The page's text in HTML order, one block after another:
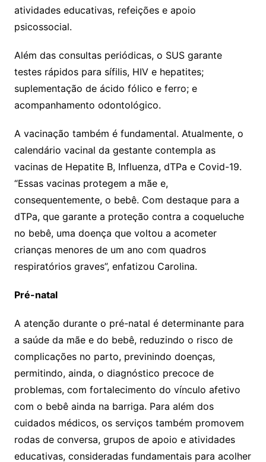
atividades educativas, refeições e apoio
psicossocial.
Além das consultas periódicas, o SUS garante
testes rápidos para sífilis, HIV e hepatites;
suplementação de ácido fólico e ferro; e
acompanhamento odontológico.
A vacinação também é fundamental. Atualmente, o
calendário vacinal da gestante contempla as
vacinas de Hepatite B, Influenza, dTPa e Covid-19.
“Essas vacinas protegem a mãe e,
consequentemente, o bebê. Com destaque para a
dTPa, que garante a proteção contra a coqueluche
no bebê, uma doença que voltou a acometer
crianças menores de um ano com quadros
respiratórios graves”, enfatizou Carolina.
Pré-natal
A atenção durante o pré-natal é determinante para
a saúde da mãe e do bebê, reduzindo o risco de
complicações no parto, previnindo doenças,
permitindo, ainda, o diagnóstico precoce de
problemas, com fortalecimento do vínculo afetivo
com o bebê ainda na barriga. Para além dos
cuidados médicos, os serviços também promovem
rodas de conversa, grupos de apoio e atividades
educativas, consideradas fundamentais para acolher